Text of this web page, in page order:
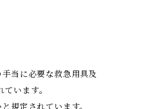
当に必要な救急用具及
います。
規定されています。